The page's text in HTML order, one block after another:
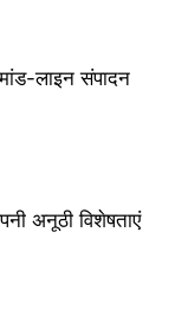
लाइन संपादन
अनूठी विशेषताएं